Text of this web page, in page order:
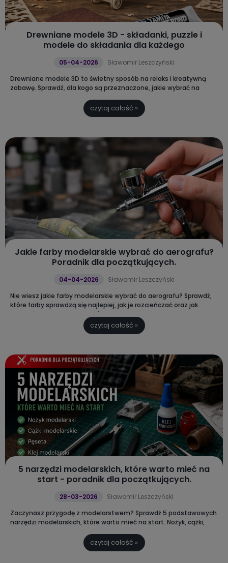
Drewniane modele 3D - składanki, puzzle i
modele do składania dla każdego
05-04-2026
Sławomir Leszczyński
Drewniane modele 3D to świetny sposób na relaks i kreatywną
zabawę. Sprawdź, dla kogo są przeznaczone, jakie wybrać na
czytaj całość »
Jakie farby modelarskie wybrać do aerografu?
Poradnik dla początkujących.
04-04-2026
Sławomir Leszczyński
Nie wiesz jakie farby modelarskie wybrać do aerografu? Sprawdź,
które farby sprawdzą się najlepiej, jak je rozcieńczać oraz jak
uniknąć najczęstszych błędów podczas malowania modeli.
czytaj całość »
5 narzędzi modelarskich, które warto mieć na
start - poradnik dla początkujących.
28-03-2026
Sławomir Leszczyński
Zaczynasz przygodę z modelarstwem? Sprawdź 5 podstawowych
narzędzi modelarskich, które warto mieć na start. Nożyk, cążki,
czytaj całość »